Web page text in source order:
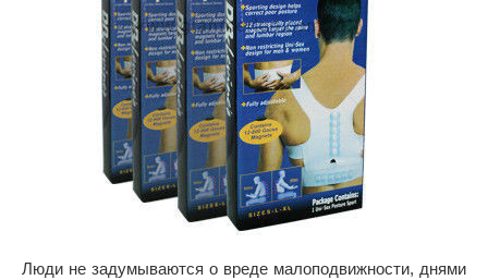
Люди не задумываются о вреде малоподвижности, днями